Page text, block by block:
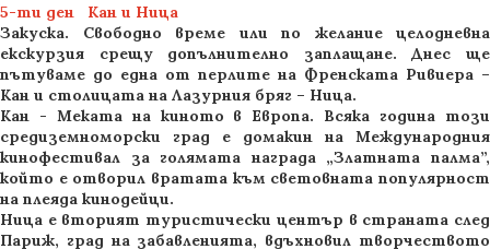
5-ти ден Кан и Ница
Закуска. Свободно време или по желание целодневна
екскурзия срещу допълнително заплащане. Днес ще
пътуваме до една от перлите на Френската Ривиера –
Кан и столицата на Лазурния бряг – Ница.
Кан - Меката на киното в Европа. Всяка година този
средиземноморски град е домакин на Международния
кинофестивал за голямата награда „Златната палма”,
който е отворил вратата към световната популярност
на плеяда кинодейци.
Ница е вторият туристически център в страната след
Париж, град на забавленията, вдъхновил творчеството